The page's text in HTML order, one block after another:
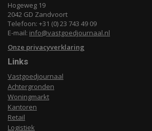
Hogeweg 19
2042 GD Zandvoort
Telefoon: +31 (0) 23 743 49 09
E-mail: info@vastgoedjournaal.nl
Onze privacyverklaring
Links
Vastgoedjournaal
Achtergronden
Woningmarkt
Kantoren
Retail
Logistiek